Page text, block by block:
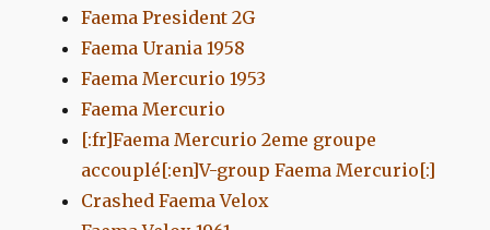
Faema President 2G
Faema Urania 1958
Faema Mercurio 1953
Faema Mercurio
[:fr]Faema Mercurio 2eme groupe
accouplé[:en]V-group Faema Mercurio[:]
Crashed Faema Velox